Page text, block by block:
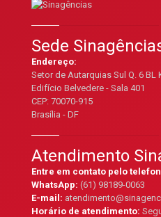
Sede
Endereço:
Setor de Autarquias Sul Q. 6 BL
Edifício Belvedere - Sala 401
CEP: 70070-915
Brasília - DF
Atendimento
Entre em contato pelo
WhatsApp: (61) 98189-0063
E-mail:
Horário de atendimento: